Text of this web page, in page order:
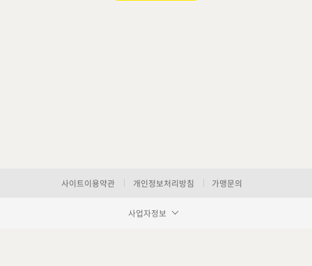
사이트이용약관 개인정보처리방침 가맹문의
사업자정보